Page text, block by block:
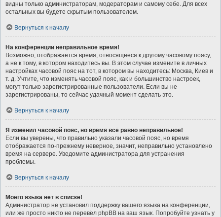
видны только администраторам, модераторам и самому себе. Для всех
остальных вы будете скрытым пользователем.
Вернуться к началу
На конференции неправильное время!
Возможно, отображается время, относящееся к другому часовому поясу,
а не к тому, в котором находитесь вы. В этом случае измените в личных
настройках часовой пояс на тот, в котором вы находитесь: Москва, Киев и
т. д. Учтите, что изменять часовой пояс, как и большинство настроек,
могут только зарегистрированные пользователи. Если вы не
зарегистрированы, то сейчас удачный момент сделать это.
Вернуться к началу
Я изменил часовой пояс, но время всё равно неправильное!
Если вы уверены, что правильно указали часовой пояс, но время
отображается по-прежнему неверное, значит, неправильно установлено
время на сервере. Уведомите администратора для устранения
проблемы.
Вернуться к началу
Моего языка нет в списке!
Администратор не установил поддержку вашего языка на конференции,
или же просто никто не перевёл phpBB на ваш язык. Попробуйте узнать у